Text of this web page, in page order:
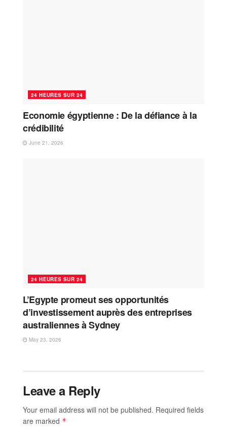
24 HEURES SUR 24
Economie égyptienne : De la défiance à la
crédibilité
June 21, 2026
24 HEURES SUR 24
L’Egypte promeut ses opportunités
d’investissement auprès des entreprises
australiennes à Sydney
May 23, 2026
Leave a Reply
Your email address will not be published. Required fields
are marked *